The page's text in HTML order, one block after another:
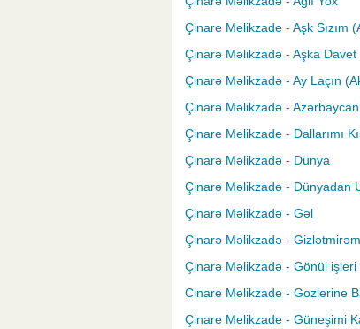
Çinare Melikzade - Aşk Sızım
Çinarə Məlikzadə - Aşka Davet
Çinarə Məlikzadə - Ay Laçın
Çinarə Məlikzadə -
Çinare Melikzade - Dallarımı
Çinarə Məlikzadə - Dünya
Çinarə Məlikzadə - Dünyadan
Çinarə Məlikzadə - Gəl
Çinarə Məlikzadə - Gizlətmirəm
Çinarə Məlikzadə - Gönül işleri
Cinare Melikzade - Gozlerine
Çinare Melikzade - Güneşimi